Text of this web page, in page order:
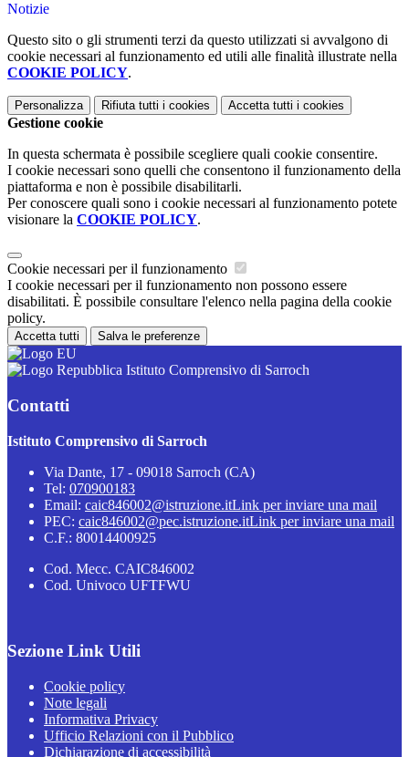
Notizie
Questo sito o gli strumenti terzi da questo utilizzati si avvalgono di
cookie necessari al funzionamento ed utili alle finalità illustrate nella
COOKIE POLICY.
Personalizza Rifiuta tutti i cookies Accetta tutti i cookies
Gestione cookie
In questa schermata è possibile scegliere quali cookie consentire.
I cookie necessari sono quelli che consentono il funzionamento della
piattaforma e non è possibile disabilitarli.
Per conoscere quali sono i cookie necessari al funzionamento potete
visionare la COOKIE POLICY.
Cookie necessari per il funzionamento
I cookie necessari per il funzionamento non possono essere
disabilitati. È possibile consultare l'elenco nella pagina della cookie
policy.
Accetta tutti Salva le preferenze
Istituto Comprensivo di Sarroch
Contatti
Istituto Comprensivo di Sarroch
Via Dante, 17 - 09018 Sarroch (CA)
Tel: 070900183
Email: caic846002@istruzione.itLink per inviare una mail
PEC: caic846002@pec.istruzione.itLink per inviare una mail
C.F.: 80014400925
Cod. Mecc. CAIC846002
Cod. Univoco UFTFWU
Sezione Link Utili
Cookie policy
Note legali
Informativa Privacy
Ufficio Relazioni con il Pubblico
Dichiarazione di accessibilità